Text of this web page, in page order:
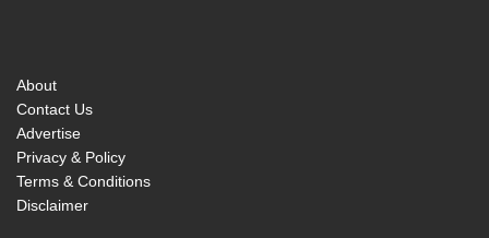
About
Contact Us
Advertise
Privacy & Policy
Terms & Conditions
Disclaimer